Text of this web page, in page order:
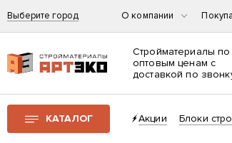
Выберите город О компании
Интернет-магазин строительных материалов
Стройматериалы по
оптовым ценам с
доставкой по
КАТАЛОГ Акции Блоки